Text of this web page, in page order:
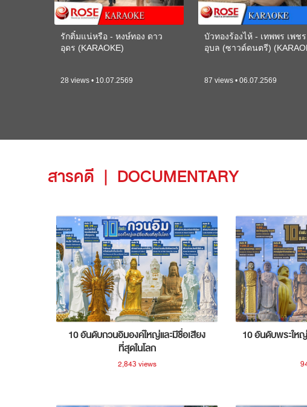
รักติ๋มแน่หรือ - หงษ์ทอง ดาว
อุดร (KARAOKE)
28 views • 10.07.2569
บัวทองร้องไห้ - เทพพร เพชร
อุบล (ซาวด์ดนตรี)
87 views • 06.07.2569
สารคดี | DOCUMENTARY
10 อันดับกวนอิมองค์ใหญ่และมีชื่อเสียง
ที่สุดในโลก
2,843 views
10 อันดับพระให